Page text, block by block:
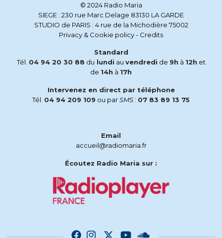
© 2024 Radio Maria
SIEGE : 230 rue Marc Delage 83130 LA GARDE
STUDIO de PARIS : 4 rue de la Michodière 75002
Privacy & Cookie policy- Credits
Standard
Tél. 04 94 20 30 88 du lundi au vendredi de 9h à 12h et
de 14h à 17h
Intervenez en direct par téléphone
Tél. 04 94 209 109 ou parSMS : 07 83 89 13 75
Email
accueil@radiomaria.fr
Écoutez Radio Maria sur :